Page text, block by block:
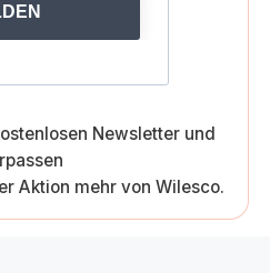
Newsletter und
Aktion mehr von Wilesco.